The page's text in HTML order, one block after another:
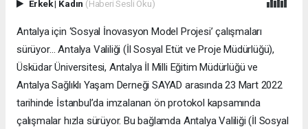
Erkek| Kadın (Haberi Sesli Oku)
Antalya için ‘Sosyal İnovasyon Model Projesi’ çalışmaları
sürüyor… Antalya Valiliği (İl Sosyal Etüt ve Proje Müdürlüğü),
Üsküdar Üniversitesi, Antalya İl Milli Eğitim Müdürlüğü ve
Antalya Sağlıklı Yaşam Derneği SAYAD arasında 23 Mart 2022
tarihinde İstanbul’da imzalanan ön protokol kapsamında
çalışmalar hızla sürüyor. Bu bağlamda Antalya Valiliği (İl Sosyal